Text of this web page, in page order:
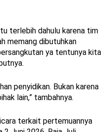
terlebih dahulu karena tim
memang dibutuhkan
ya tentunya kita
penyidikan. Bukan karena
lain,” tambahnya.
terkait pertemuannya